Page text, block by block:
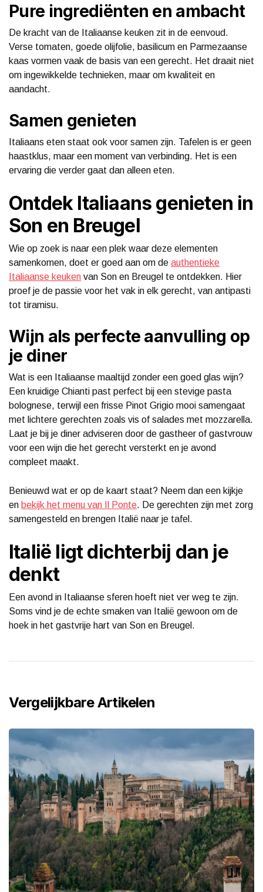
Pure ingrediënten en ambacht
De kracht van de Italiaanse keuken zit in de eenvoud.
Verse tomaten, goede olijfolie, basilicum en Parmezaanse
kaas vormen vaak de basis van een gerecht. Het draait niet
om ingewikkelde technieken, maar om kwaliteit en
aandacht.
Samen genieten
Italiaans eten staat ook voor samen zijn. Tafelen is er geen
haastklus, maar een moment van verbinding. Het is een
ervaring die verder gaat dan alleen eten.
Ontdek Italiaans genieten in
Son en Breugel
Wie op zoek is naar een plek waar deze elementen
samenkomen, doet er goed aan om de authentieke
Italiaanse keuken van Son en Breugel te ontdekken. Hier
proef je de passie voor het vak in elk gerecht, van antipasti
tot tiramisu.
Wijn als perfecte aanvulling op
je diner
Wat is een Italiaanse maaltijd zonder een goed glas wijn?
Een kruidige Chianti past perfect bij een stevige pasta
bolognese, terwijl een frisse Pinot Grigio mooi samengaat
met lichtere gerechten zoals vis of salades met mozzarella.
Laat je bij je diner adviseren door de gastheer of gastvrouw
voor een wijn die het gerecht versterkt en je avond
compleet maakt.
Benieuwd wat er op de kaart staat? Neem dan een kijkje
en bekijk het menu van Il Ponte. De gerechten zijn met zorg
samengesteld en brengen Italië naar je tafel.
Italië ligt dichterbij dan je
denkt
Een avond in Italiaanse sferen hoeft niet ver weg te zijn.
Soms vind je de echte smaken van Italië gewoon om de
hoek in het gastvrije hart van Son en Breugel.
Vergelijkbare Artikelen